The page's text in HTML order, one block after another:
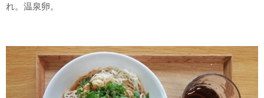
れ。温泉卵。